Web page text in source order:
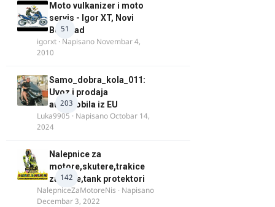
51
Moto vulkanizer i moto
servis - Igor XT, Novi
Beograd
igorxt · Napisano Novembar 4,
2010
203
Samo_dobra_kola_011:
Uvoz i prodaja
automobila iz EU
Luka9905 · NapisanoOctobar 14,
2024
142
Nalepnice za
motore,skutere,trakice
za felne,tank protektori
NalepniceZaMotoreNis · Napisano
Decembar 3, 2022